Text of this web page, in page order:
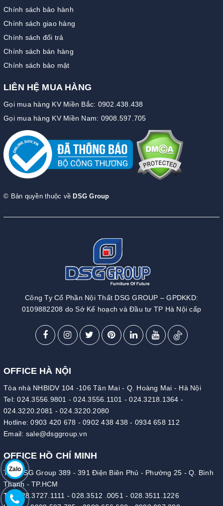
Zalo
Chính sách bảo hành
Chính sách giao hàng
Chính sách đổi trả
Chính sách bán hàng
Chính sách bảo mật
LIÊN HỆ MUA HÀNG
Gọi mua hàng KV Miền Bắc: 0902.438.438
Gọi mua hàng KV Miền Nam: 0908.597.705
© Bản quyền thuộc về DSG Group
Công Ty Cổ Phần Nội Thất DSG GROUP – GPDKKD:
0109882208 do Sở Kế hoạch và Đầu tư TP Hà Nội cấp
OFFICE HÀ NỘI
Tòa nhà NHBIDV 104 -106 Tân Mai - Q. Hoàng Mai - Hà Nội
Tel:024.3556.9801 -024.3556.1101 -024.3218.1364 -
024.3220.2081 - 024.3220.2080
Hotline:0903 420 678 - 0902 438 438 - 0934 658 112
Email: sale@dsggroup.vn
OFFICE HỒ CHÍ MINH
Tòa DSG Group 389 - 391 Điện Biên Phủ - Phường 25 - Q. Bình
Thạnh - TP.HCM
Tel:
028.3727.1111 -028.3512 .0051 - 028.3511.1226